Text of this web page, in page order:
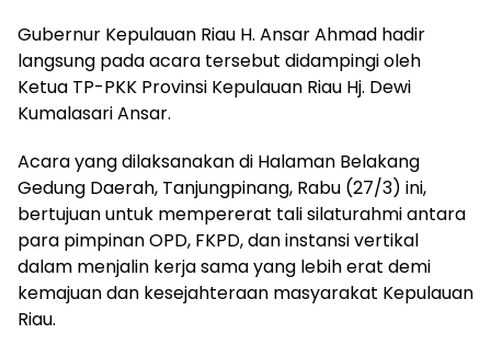
Gubernur Kepulauan Riau H. Ansar Ahmad hadir
langsung pada acara tersebut didampingi oleh
Ketua TP-PKK Provinsi Kepulauan Riau Hj. Dewi
Kumalasari Ansar.
Acara yang dilaksanakan di Halaman Belakang
Gedung Daerah, Tanjungpinang, Rabu (27/3) ini,
bertujuan untuk mempererat tali silaturahmi antara
para pimpinan OPD, FKPD, dan instansi vertikal
dalam menjalin kerja sama yang lebih erat demi
kemajuan dan kesejahteraan masyarakat Kepulauan
Riau.